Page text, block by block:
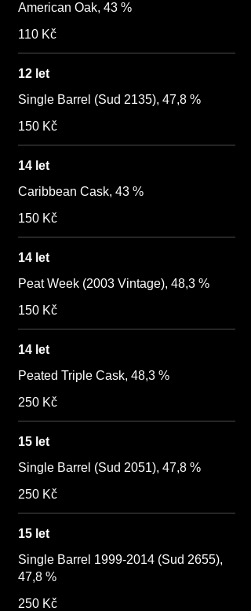
American Oak, 43 %
110 Kč
12 let
Single Barrel (Sud 2135), 47,8 %
150 Kč
14 let
Caribbean Cask, 43 %
150 Kč
14 let
Peat Week (2003 Vintage), 48,3 %
150 Kč
14 let
Peated Triple Cask, 48,3 %
250 Kč
15 let
Single Barrel (Sud 2051), 47,8 %
250 Kč
15 let
Single Barrel 1999-2014 (Sud 2655),
47,8 %
250 Kč